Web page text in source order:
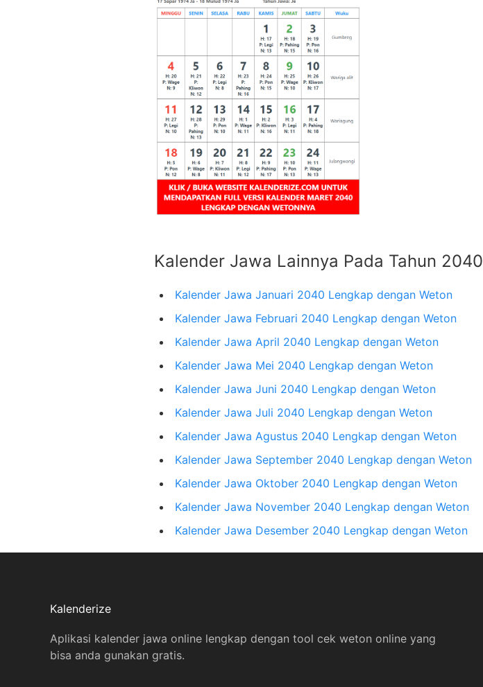
Kalender Jawa Lainnya Pada Tahun 2040
Kalender Jawa Januari 2040 Lengkap dengan Weton
Kalender Jawa Februari 2040 Lengkap dengan Weton
Kalender Jawa April 2040 Lengkap dengan Weton
Kalender Jawa Mei 2040 Lengkap dengan Weton
Kalender Jawa Juni 2040 Lengkap dengan Weton
Kalender Jawa Juli 2040 Lengkap dengan Weton
Kalender Jawa Agustus 2040 Lengkap dengan Weton
Kalender Jawa September 2040 Lengkap dengan Weton
Kalender Jawa Oktober 2040 Lengkap dengan Weton
Kalender Jawa November 2040 Lengkap dengan Weton
Kalender Jawa Desember 2040 Lengkap dengan Weton
Kalenderize
Aplikasi kalender jawa online lengkap dengan tool cek weton online yang
bisa anda gunakan gratis.